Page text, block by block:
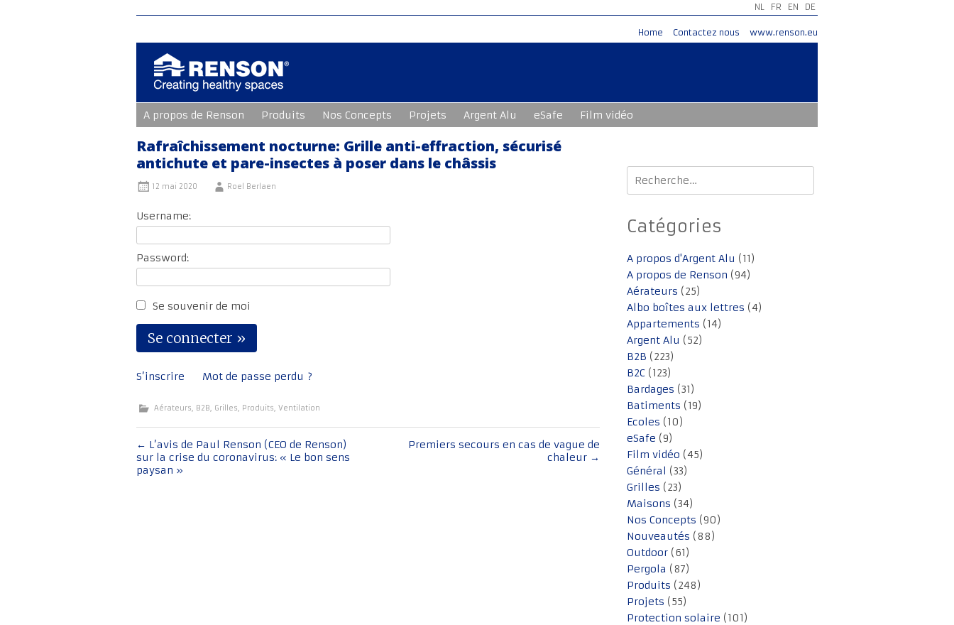
NL FR EN DE
Home Contactez nous www.renson.eu
au
contenu
principal
A propos de Renson Produits Nos Concepts Projets Argent Alu eSafe Film vidéo
Rafraîchissement nocturne: Grille anti-effraction, sécurisé
antichute et pare-insectes à poser dans le châssis
12 mai 2020 Roel Berlaen
Username:
Password:
Se souvenir de moi
S’inscrire Mot de passe perdu ?
Aérateurs, B2B, Grilles, Produits, Ventilation
Navigation
de
← L’avis de Paul Renson (CEO de Renson)
sur la crise du coronavirus: « Le bon sens
paysan »
Premiers secours en cas de vague de
chaleur →
Rechercher :
Catégories
A propos d'Argent Alu (11)
A propos de Renson (94)
Aérateurs (25)
Albo boîtes aux lettres (4)
Appartements (14)
Argent Alu (52)
B2B (223)
B2C (123)
Bardages (31)
Batiments (19)
Ecoles (10)
eSafe (9)
Film vidéo (45)
Général (33)
Grilles (23)
Maisons (34)
Nos Concepts (90)
Nouveautés (88)
Outdoor (61)
Pergola (87)
Produits (248)
Projets (55)
Protection solaire (101)